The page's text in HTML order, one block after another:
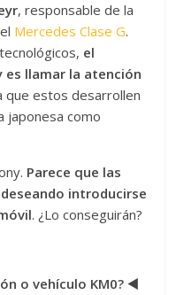
, responsable de la
Mercedes Clase G.
el
llamar la atención
que estos desarrollen
japonesa como
Parece que las
introducirse
. ¿Lo conseguirán?
o vehículo KM0? ◀️